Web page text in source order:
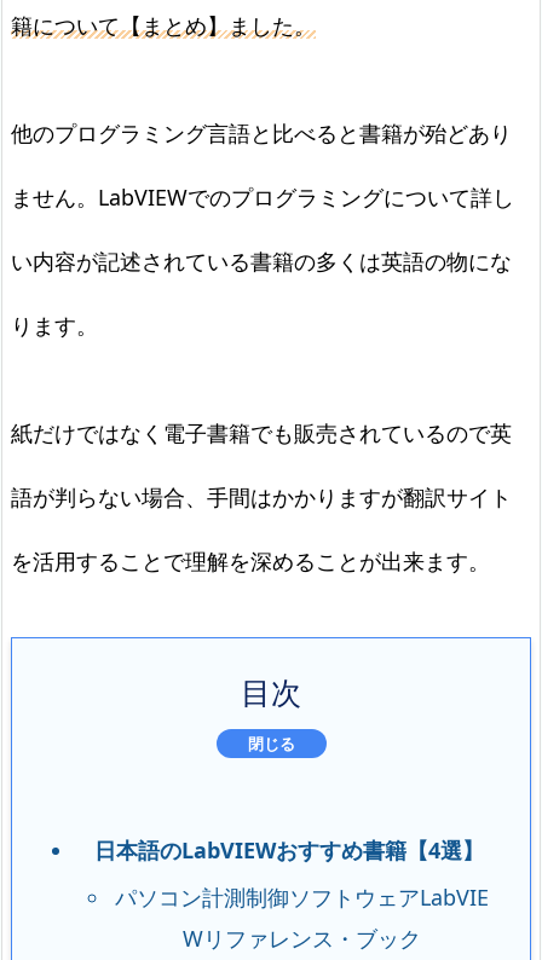
籍について【まとめ】ました。
他のプログラミング言語と比べると書籍が殆どあり
ません。LabVIEWでのプログラミングについて詳し
い内容が記述されている書籍の多くは英語の物にな
ります。
紙だけではなく電子書籍でも販売されているので英
語が判らない場合、手間はかかりますが翻訳サイト
を活用することで理解を深めることが出来ます。
目次
日本語のLabVIEWおすすめ書籍【4選】
パソコン計測制御ソフトウェアLabVIE
Wリファレンス・ブック